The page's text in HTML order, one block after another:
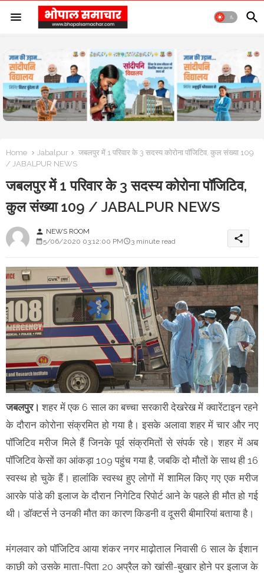
Home Jabalpur
जबलपुर में 1 परिवार के 3 सदस्य कोरोना पॉजिटिव, कुल संख्या 109
/ JABALPUR NEWS
जबलपुर में 1 परिवार के 3 सदस्य कोरोना पॉजिटिव,
कुल संख्या 109 / JABALPUR NEWS
person NEWS ROOM
5/06/2020 03:12:00 PM
3 minute read share
जबलपुर। शहर में एक 6 साल का बच्चा सरकारी देखरेख में क्वारेंटाइन रहने
के दौरान कोरोना संक्रमित हो गया है। इसके अलावा शहर में चार और नए
पॉजिटिव मरीज मिले हैं जिनके पूर्व संक्रमितों से संपर्क रहे। शहर में अब
पॉजिटिव केसों का आंकड़ा 109 पहुंच गया है, जबकि दो मौतों के साथ ही 16
स्वस्थ हो चुके हैं। हालांंकि स्वस्थ हुए लोगों में शामिल किए गए एक मरीज
आरके पांडे की इलाज के दौरान निगेटिव रिपोर्ट आने के पहले ही मौत हो गई
थी। डॉक्टर्स ने उनकी मौत का कारण किडनी व दूसरी बीमारियां बताया है।
मंगलवार को पॉजिटिव आया शंकर नगर माढ़ोताल निवासी 6 साल के ईशान
काछी को उसके माता-पिता 20 अप्रैल को खांसी-बुखार होने पर इलाज के